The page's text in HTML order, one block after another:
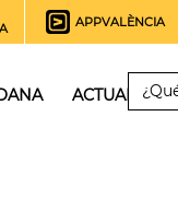
APPVALÈNCIA
ACTUALIDAD